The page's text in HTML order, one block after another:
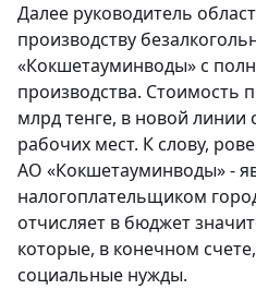
Далее руководитель
производству
«Кокшетауминводы» с
производства. Стоимость
млрд тенге, в новой линии
рабочих мест. К слову,
АО «Кокшетауминводы» -
налогоплательщиком
отчисляет в бюджет
которые, в конечном
социальные нужды.